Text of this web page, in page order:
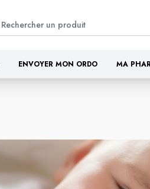
ENVOYER MON ORDO MA